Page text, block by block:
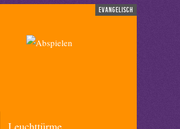
evangelisch
Leuchttürme